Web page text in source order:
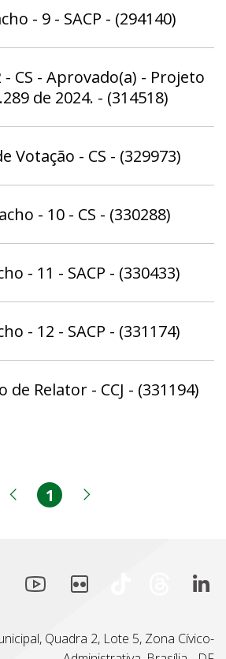
- 9 - SACP - (294140)
- CS - Aprovado(a) - Projeto
de 2024. - (314518)
Votação - CS - (329973)
- 10 - CS - (330288)
- 11 - SACP - (330433)
- 12 - SACP - (331174)
de Relator - CCJ - (331194)
Página anterior
Página
1
Quadra 2, Lote 5, Zona Cívico-